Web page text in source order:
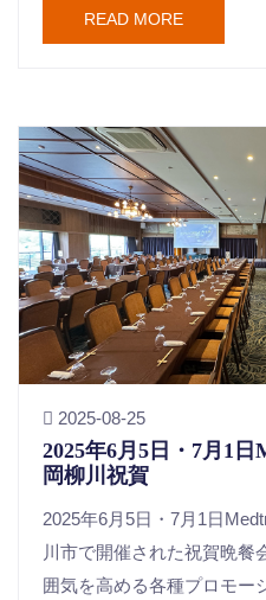
READ MORE
2025-08-25
2025年6月5日・7月1
岡柳川祝賀
2025年6月5日・7月1日
川市で開催された祝賀晩餐
囲気を高める各種プロモー